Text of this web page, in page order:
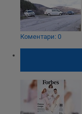
Коментари: 0